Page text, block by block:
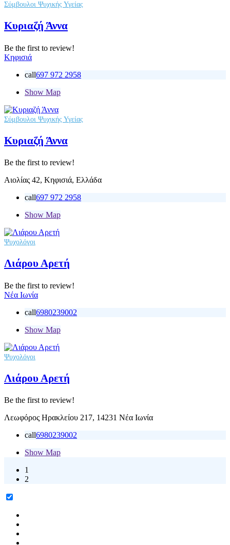
Σύμβουλοι Ψυχικής Υγείας
Κυριαζή Άννα
Be the first to review!
Κηφισιά
call697 972 2958
Show Map
Σύμβουλοι Ψυχικής Υγείας
Κυριαζή Άννα
Be the first to review!
Αιολίας 42, Κηφισιά, Ελλάδα
call697 972 2958
Show Map
Ψυχολόγοι
Λιάρου Αρετή
Be the first to review!
Νέα Ιωνία
call6980239002
Show Map
Ψυχολόγοι
Λιάρου Αρετή
Be the first to review!
Λεωφόρος Ηρακλείου 217, 14231 Νέα Ιωνία
call6980239002
Show Map
1
2